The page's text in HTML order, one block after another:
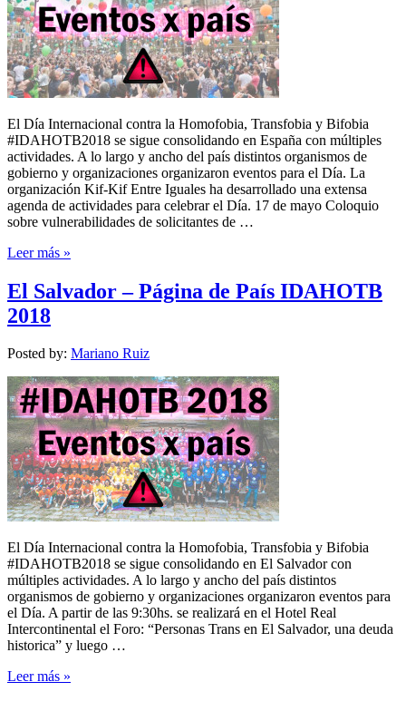
El Día Internacional contra la Homofobia, Transfobia y Bifobia
#IDAHOTB2018 se sigue consolidando en España con múltiples
actividades. A lo largo y ancho del país distintos organismos de
gobierno y organizaciones organizaron eventos para el Día. La
organización Kif-Kif Entre Iguales ha desarrollado una extensa
agenda de actividades para celebrar el Día. 17 de mayo Coloquio
sobre vulnerabilidades de solicitantes de …
Leer más »
El Salvador – Página de País IDAHOTB
2018
Posted by: Mariano Ruiz
El Día Internacional contra la Homofobia, Transfobia y Bifobia
#IDAHOTB2018 se sigue consolidando en El Salvador con
múltiples actividades. A lo largo y ancho del país distintos
organismos de gobierno y organizaciones organizaron eventos para
el Día. A partir de las 9:30hs. se realizará en el Hotel Real
Intercontinental el Foro: “Personas Trans en El Salvador, una deuda
historica” y luego …
Leer más »